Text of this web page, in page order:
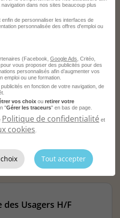
Patient H/F
AP-HP
des Usagers H/F
dans nos sites beaucoup plus
de personnaliser les interfaces de
personnalisée des offres d'emploi ou
(Facebook, Google Ads , Critéo,
vous proposer des publicités pour des
personnalisés afin d’augmenter vos
emploi ou une formation.
en fonction de votre navigation, de
vos choix ou retirer votre
"Gérer les traceurs" en bas de page.
Politique de confidentialité et
cookies
Tout accepter